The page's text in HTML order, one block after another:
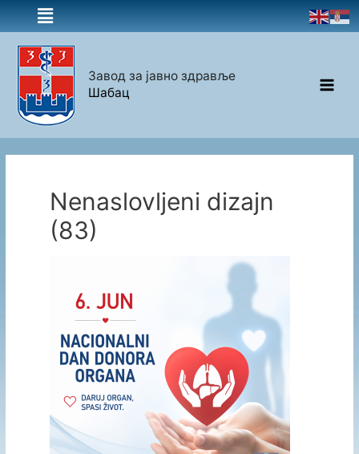
Завод за јавно здравље
Шабац
Nenaslovljeni dizajn
(83)